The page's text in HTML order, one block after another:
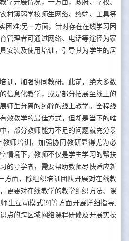
学开展情况，一方面，政府、学校、
村薄弱学校师生网络、终端、工具等
困难;另一方面，针对存在在线学习困
管理者可通过网络、电话等途径为家
安装及使用培训，引导其为学生的居
训，加强协同教研。此前，绝大多数
信息化教学，或是部分拓展至线上的
师生分离的纯粹的线上教学。全程线
效教学的最佳方式，但却是当下的唯
，部分教师能力不足的问题就充分暴
师培训，加强协同教研显得尤为必
情境下，教师不仅是学生学习的帮扶
的导学者，需要帮助教师尽快适应新
方面，除组织培训团队开展对在线教
更要对在线教学的教学组织方法、课
生互动模式[9]等方面开展详细指导;
点的跨区域网络课程研修及开展实操